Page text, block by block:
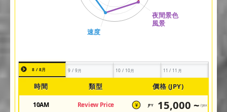
8 / 8月 9 / 9月 10 / 10月 11 / 11月
時間 類型 價格 (JPY)
10AM Review Price ¥ JPY 15,000 ~ /pax